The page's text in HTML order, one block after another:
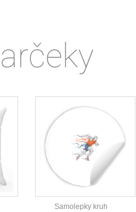
Samolepky kruh